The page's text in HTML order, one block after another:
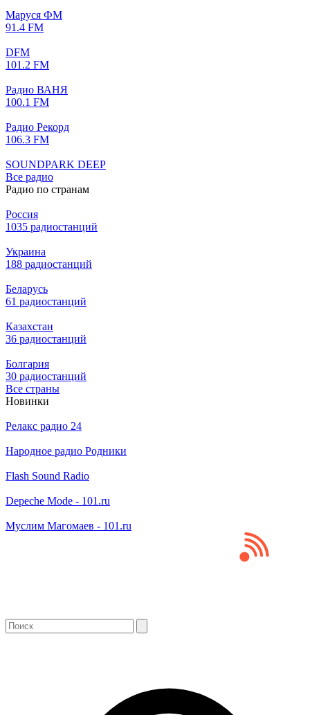
Маруся ФМ
91.4 FM
DFM
101.2 FM
Радио ВАНЯ
100.1 FM
Радио Рекорд
106.3 FM
SOUNDPARK DEEP
Все радио
Радио по странам
Россия
1035 радиостанций
Украина
188 радиостанций
Беларусь
61 радиостанций
Казахстан
36 радиостанций
Болгария
30 радиостанций
Все страны
Новинки
Релакс радио 24
Народное радио Родники
Flash Sound Radio
Depeche Mode - 101.ru
Муслим Магомаев - 101.ru